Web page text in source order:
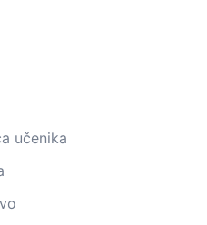
učenika